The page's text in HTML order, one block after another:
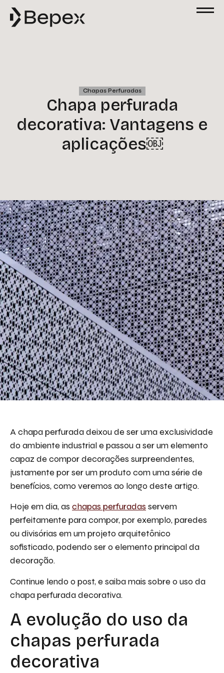
Chapas Perfuradas
Chapa perfurada
decorativa: Vantagens e
aplicações￼
A chapa perfurada deixou de ser uma exclusividade
do ambiente industrial e passou a ser um elemento
capaz de compor decorações surpreendentes,
justamente por ser um produto com uma série de
benefícios, como veremos ao longo deste artigo.
Hoje em dia, as chapas perfuradas servem
perfeitamente para compor, por exemplo, paredes
ou divisórias em um projeto arquitetônico
sofisticado, podendo ser o elemento principal da
decoração.
Continue lendo o post, e saiba mais sobre o uso da
chapa perfurada decorativa.
A evolução do uso da
chapas perfurada
decorativa